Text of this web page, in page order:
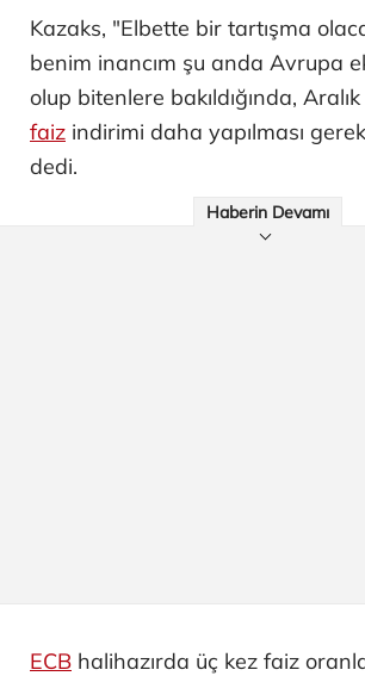
Kazaks, "Elbette bir tartışma
benim inancım şu anda Avrupa
olup bitenlere bakıldığında,
faiz indirimi daha yapılması
dedi.
Haberin Devamı
ECB halihazırda üç kez faiz